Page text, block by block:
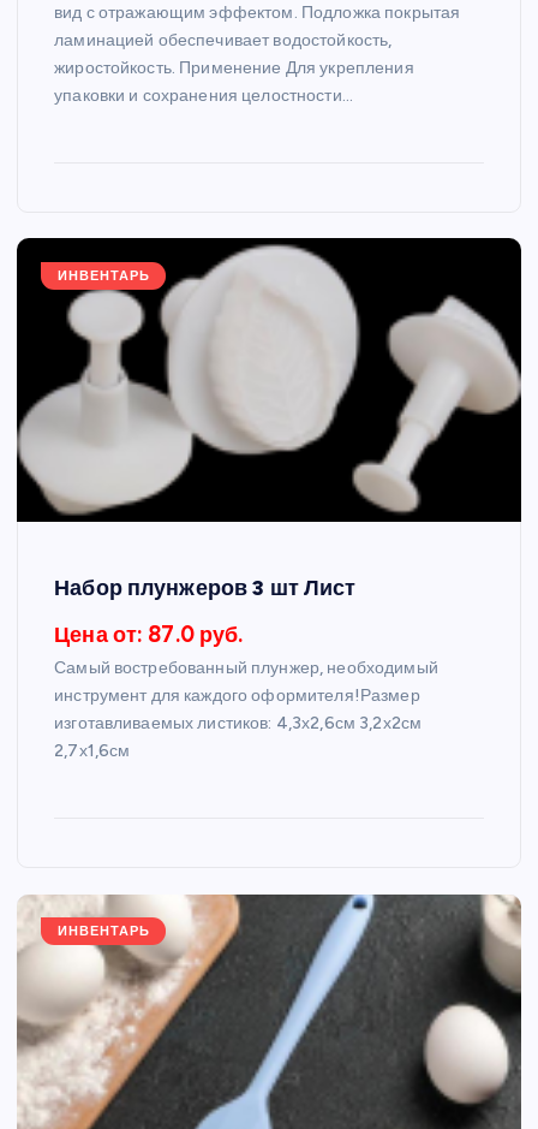
вид с отражающим эффектом. Подложка покрытая
ламинацией обеспечивает водостойкость,
жиростойкость. Применение Для укрепления
упаковки и сохранения целостности…
ИНВЕНТАРЬ
Набор плунжеров 3 шт Лист
Цена от: 87.0 руб.
Самый востребованный плунжер, необходимый
инструмент для каждого оформителя!Размер
изготавливаемых листиков: 4,3х2,6см 3,2х2см
2,7х1,6см
ИНВЕНТАРЬ